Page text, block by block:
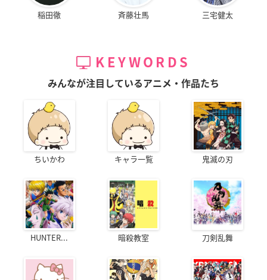
稲田徹 斉藤壮馬 三宅健太
KEYWORDS
みんなが注目しているアニメ・作品たち
ちいかわ キャラ一覧 鬼滅の刃
HUNTER... 暗殺教室 刀剣乱舞